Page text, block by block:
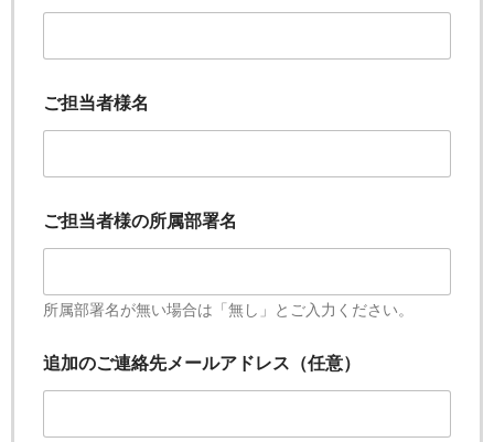
ご担当者様名
ご担当者様の所属部署名
所属部署名が無い場合は「無し」とご入力ください。
追加のご連絡先メールアドレス（任意）